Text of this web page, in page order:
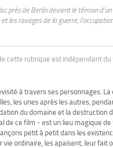
près de Berlin devient le témoin
les ravages de la guerre,
cette rubrique est indépendant
à travers ses personnages.
les unes après les autres,
du domaine et la destruction
ce film - est un lieu magique de
petit à petit dans les
ordinaire, les apaisent, leur fait